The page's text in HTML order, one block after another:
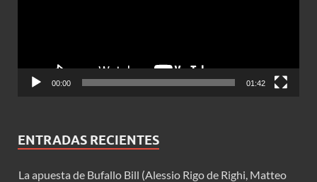
00:00 01:42
ENTRADAS RECIENTES
La apuesta de Bufallo Bill (Alessio Rigo de Righi, Matteo